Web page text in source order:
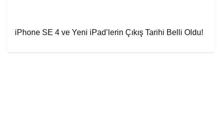
iPhone SE 4 ve Yeni iPad’lerin Çıkış Tarihi Belli Oldu!